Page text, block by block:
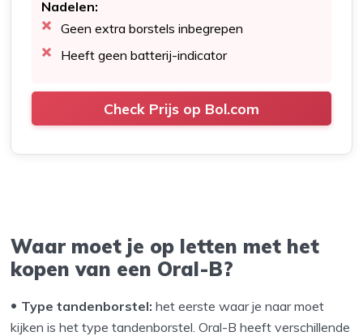
Nadelen:
Geen extra borstels inbegrepen
Heeft geen batterij-indicator
Check Prijs op Bol.com
Waar moet je op letten met het
kopen van een Oral-B?
Type tandenborstel: het eerste waar je naar moet
kijken is het type tandenborstel. Oral-B heeft verschillende